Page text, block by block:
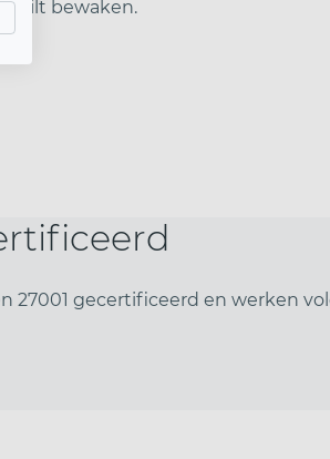
wilt bewaken.
27001 gecertificeerd en werken